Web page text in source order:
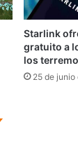
Starlink
gratuito a
los
25 de junio